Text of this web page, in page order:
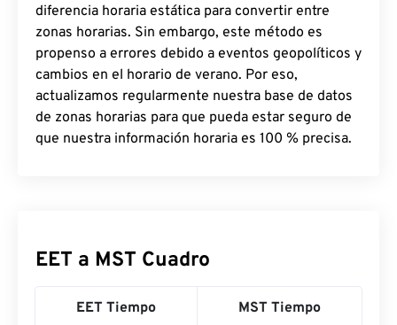
diferencia horaria estática para convertir entre
zonas horarias. Sin embargo, este método es
propenso a errores debido a eventos geopolíticos y
cambios en el horario de verano. Por eso,
actualizamos regularmente nuestra base de datos
de zonas horarias para que pueda estar seguro de
que nuestra información horaria es 100 % precisa.
EET a MST Cuadro
EET Tiempo MST Tiempo